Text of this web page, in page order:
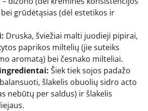
grūdėtąsias (dėl estetikos ir
Druska, šviežiai malti juodieji pipirai,
paprikos miltelių (jie suteiks
aromatą) bei česnako milteliai.
Šiek tiek sojos padažo
šlakelis obuolių sidro acto
nebūtų per saldus) ir šlakelis